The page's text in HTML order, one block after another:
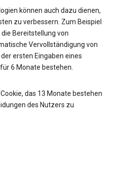
können auch dazu dienen,
zu verbessern. Zum Beispiel
die Bereitstellung von
Vervollständigung von
ersten Eingaben eines
6 Monate bestehen.
das 13 Monate bestehen
des Nutzers zu